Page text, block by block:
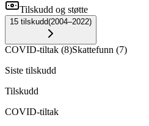
Tilskudd og støtte
15 tilskudd(2004–2022)
COVID-tiltak (8)Skattefunn (7)
Siste tilskudd
Tilskudd
COVID-tiltak